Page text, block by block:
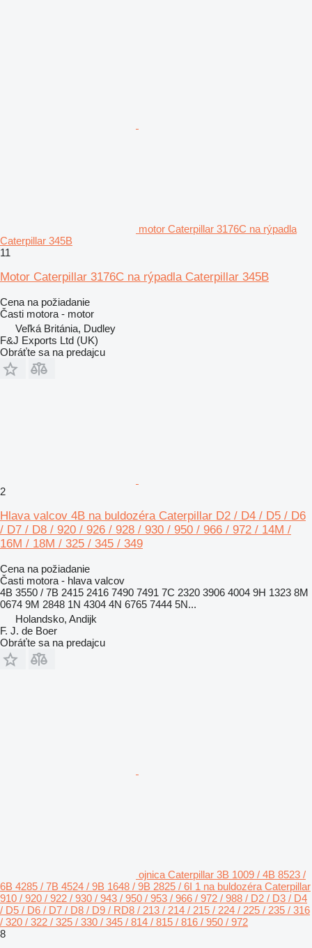
motor Caterpillar 3176C na rýpadla
Caterpillar 345B
11
Motor Caterpillar 3176C na rýpadla Caterpillar 345B
Cena na požiadanie
Časti motora - motor
Veľká Británia, Dudley
F&J Exports Ltd (UK)
Obráťte sa na predajcu
2
Hlava valcov 4B na buldozéra Caterpillar D2 / D4 / D5 / D6
/ D7 / D8 / 920 / 926 / 928 / 930 / 950 / 966 / 972 / 14M /
16M / 18M / 325 / 345 / 349
Cena na požiadanie
Časti motora - hlava valcov
4B 3550 / 7B 2415 2416 7490 7491 7C 2320 3906 4004 9H 1323 8M
0674 9M 2848 1N 4304 4N 6765 7444 5N...
Holandsko, Andijk
F. J. de Boer
Obráťte sa na predajcu
ojnica Caterpillar 3B 1009 / 4B 8523 /
6B 4285 / 7B 4524 / 9B 1648 / 9B 2825 / 6I 1 na buldozéra Caterpillar
910 / 920 / 922 / 930 / 943 / 950 / 953 / 966 / 972 / 988 / D2 / D3 / D4
/ D5 / D6 / D7 / D8 / D9 / RD8 / 213 / 214 / 215 / 224 / 225 / 235 / 316
/ 320 / 322 / 325 / 330 / 345 / 814 / 815 / 816 / 950 / 972
8